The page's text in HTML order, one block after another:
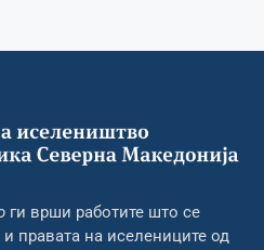
ги врши работите што се
правата на иселениците од